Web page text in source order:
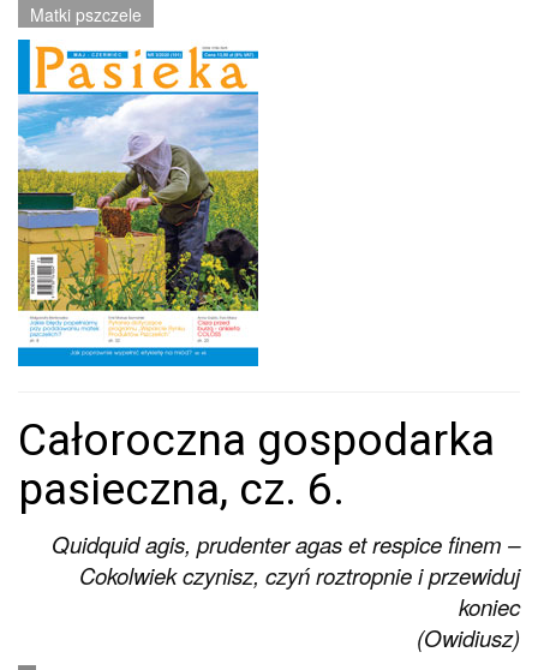
Matki pszczele
Całoroczna gospodarka
pasieczna, cz. 6.
Quidquid agis, prudenter agas et respice finem –
Cokolwiek czynisz, czyń roztropnie i przewiduj
koniec
(Owidiusz)